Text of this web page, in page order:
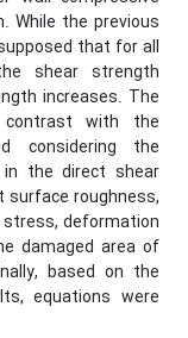
While the previous
that for all
shear strength
increases. The
contrast with the
considering the
the direct shear
roughness,
deformation
damaged area of
based on the
equations were